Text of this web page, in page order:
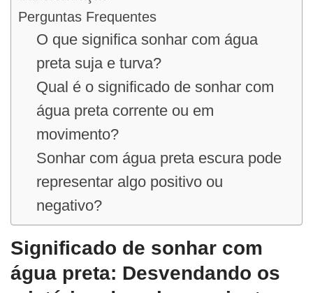
Perguntas Frequentes
O que significa sonhar com água
preta suja e turva?
Qual é o significado de sonhar com
água preta corrente ou em
movimento?
Sonhar com água preta escura pode
representar algo positivo ou
negativo?
Significado de sonhar com
água preta: Desvendando os